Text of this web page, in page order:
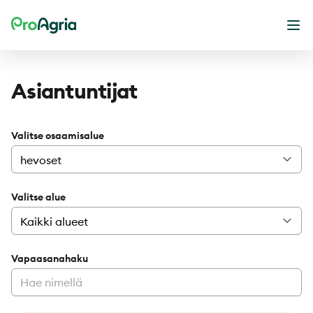
ProAgria
Asiantuntijat
Valitse osaamisalue
Valitse alue
Vapaasanahaku